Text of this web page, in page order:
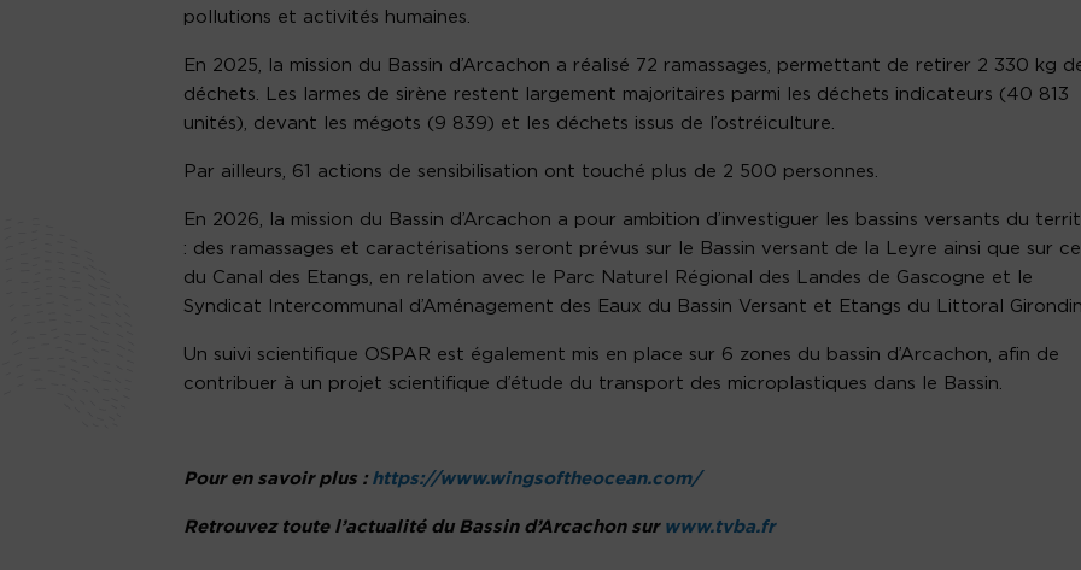
pollutions et activités humaines.
En 2025, la mission du Bassin d’Arcachon a réalisé 72 ramassages, permettant de retirer 2 330 kg
déchets. Les larmes de sirène restent largement majoritaires parmi les déchets indicateurs (40 813
unités), devant les mégots (9 839) et les déchets issus de l’ostréiculture.
Par ailleurs, 61 actions de sensibilisation ont touché plus de 2 500 personnes.
En 2026, la mission du Bassin d’Arcachon a pour ambition d’investiguer les bassins versants du
: des ramassages et caractérisations seront prévus sur le Bassin versant de la Leyre ainsi que sur
du Canal des Etangs, en relation avec le Parc Naturel Régional des Landes de Gascogne et le
Syndicat Intercommunal d’Aménagement des Eaux du Bassin Versant et Etangs du Littoral
Un suivi scientifique OSPAR est également mis en place sur 6 zones du bassin d’Arcachon, afin de
contribuer à un projet scientifique d’étude du transport des microplastiques dans le Bassin.
Pour en savoir plus : https://www.wingsoftheocean.com/
Retrouvez toute l’actualité du Bassin d’Arcachon sur www.tvba.fr